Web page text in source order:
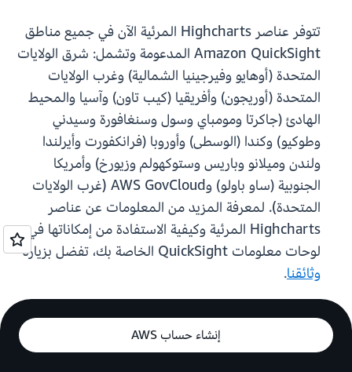
تتوفر عناصر Highcharts المرئية الآن في جميع مناطق
Amazon QuickSight المدعومة وتشمل: شرق الولايات
المتحدة (أوهايو وفيرجينيا الشمالية) وغرب الولايات
المتحدة (أوريجون) وأفريقيا (كيب تاون) وآسيا والمحيط
الهادئ (جاكرتا ومومباي وسول وسنغافورة وسيدني
وطوكيو) وكندا (الوسطى) وأوروبا (فرانكفورت وأيرلندا
ولندن وميلانو وباريس وستوكهولم وزيورخ) وأمريكا
الجنوبية (ساو باولو) وAWS GovCloud (غرب الولايات
المتحدة). لمعرفة المزيد من المعلومات عن عناصر
Highcharts المرئية وكيفية الاستفادة من إمكاناتها في
لوحات معلومات QuickSight الخاصة بك، تفضل بزيارة
وثائقنا.
إنشاء حساب AWS